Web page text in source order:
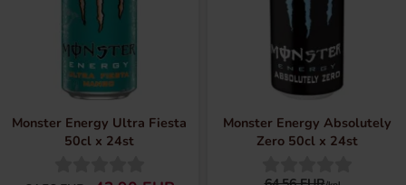
Monster Energy Ultra Fiesta
50cl x 24st
Monster Energy Absolutely
Zero 50cl x 24st